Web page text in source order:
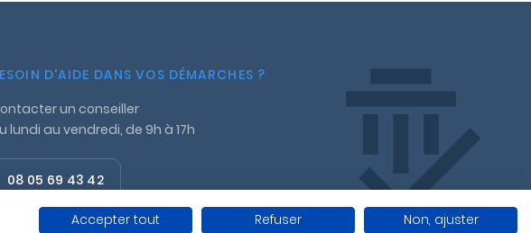
D'AIDE DANS VOS DÉMARCHES ?
un conseiller
lundi au vendredi, de 9h à 17h
08 05 69 43 42
Accepter tout Refuser Non, ajuster